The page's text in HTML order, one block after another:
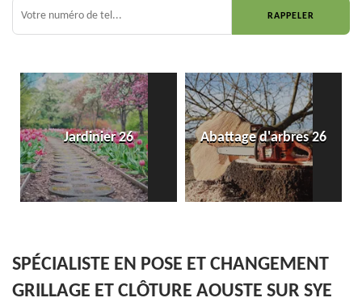
Jardinier 26 Abattage d'arbres 26
SPÉCIALISTE EN POSE ET CHANGEMENT
GRILLAGE ET CLÔTURE AOUSTE SUR SYE